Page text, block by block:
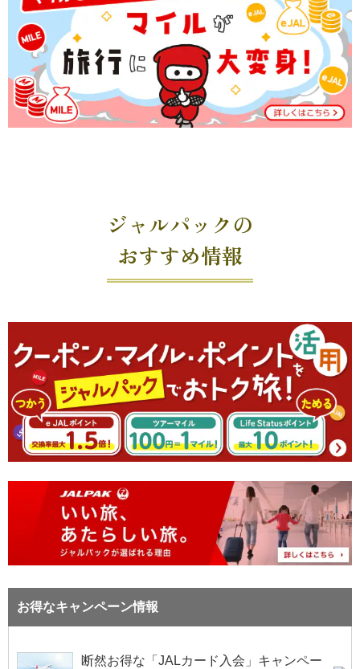
ジャルパックの
おすすめ情報
お得なキャンペーン情報
断然お得な「JALカード入会」キャンペー